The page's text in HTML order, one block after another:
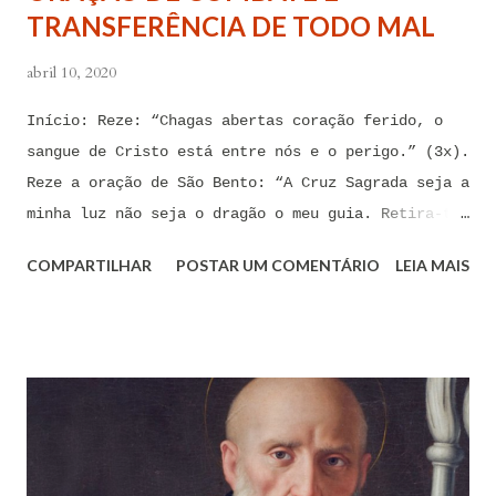
sentimental, de devassidão, de adultério, de
TRANSFERÊNCIA DE TODO MAL
abril 10, 2020
Início: Reze: “Chagas abertas coração ferido, o
sangue de Cristo está entre nós e o perigo.” (3x).
Reze a oração de São Bento: “A Cruz Sagrada seja a
minha luz não seja o dragão o meu guia. Retira-te
que me ofereces, bebe tu mesmo o teu veneno.” Reze
Aleluia!” Proclame com fé e autoridade: “O Senhor
te confunda satã, confunda-te o Senhor.” (Zacarias
3,2) Reze: Ave Maria cheia de Graça... Oração: Eu
(diga seu nome completo), neste momento, coloco-me
COMPARTILHAR POSTAR UM COMENTÁRIO LEIA MAIS